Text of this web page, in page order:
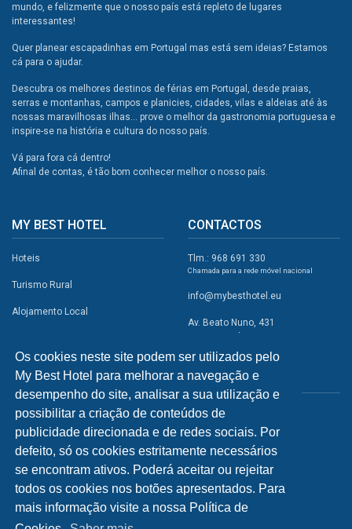
Os cookies neste site podem ser utilizados pelo
My Best Hotel para melhorar a navegação e
desempenho do site, analisar a sua utilização e
possibilitar a criação de conteúdos de
publicidade direcionada e de redes sociais. Por
defeito, só os cookies estritamente necessários
se encontram ativos. Poderá aceitar ou rejeitar
todos os cookies nos botões apresentados. Para
mais informação visite a nossa Política de
mundo, e felizmente que o nosso país está repleto de lugares
interessantes!
Quer planear escapadinhas em Portugal mas está sem ideias? Estamos
cá para o ajudar.
Descubra os melhores destinos de férias em Portugal, desde praias,
serras e montanhas, campos e planicies, cidades, vilas e aldeias até às
nossas maravilhosas ilhas... prove o melhor da gastronomia portuguesa e
inspire-se na história e cultura do nosso país.
Vá para fora cá dentro!
Afinal de contas, é tão bom conhecer melhor o nosso país.
MY BEST HOTEL
Hoteis
Turismo Rural
Alojamento Local
Campismo
Atividades
Restaurantes
A Visitar
INFORMAÇÕES
Política de Privacidade
CONTACTOS
Tlm.: 968 691 330
Chamada para a rede móvel nacional
info@mybesthotel.eu
Av. Beato Nuno, 431
2495-401 Fátima
REDES SOCIAIS